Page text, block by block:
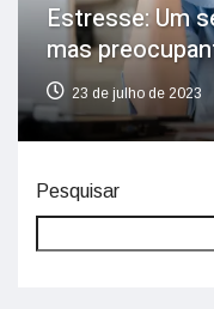
Estresse: Um
mas
23 de julho de 2023
Pesquisar